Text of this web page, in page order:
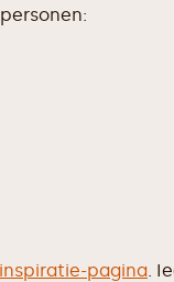
inspiratie-pagina.